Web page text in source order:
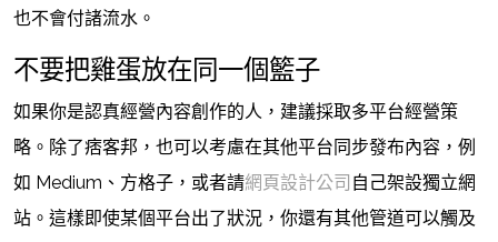
也不會付諸流水。
不要把雞蛋放在同一個籃子
如果你是認真經營內容創作的人，建議採取多平台經營策
略。除了痞客邦，也可以考慮在其他平台同步發布內容，例
如 Medium、方格子，或者請網頁設計公司 自己架設獨立網
站。這樣即使某個平台出了狀況，你還有其他管道可以觸及